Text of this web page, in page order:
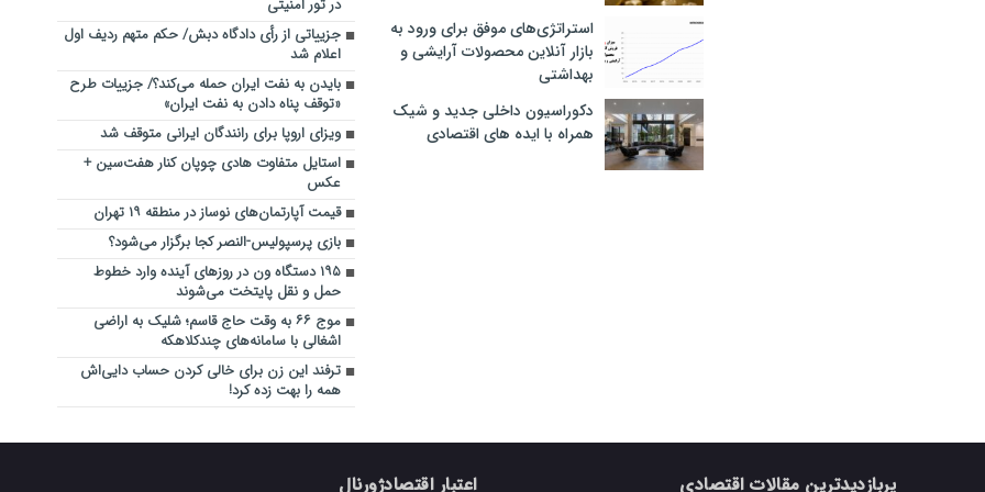
استراتژی‌های موفق برای ورود به
بازار آنلاین محصولات آرایشی و
بهداشتی
دکوراسیون داخلی جدید و شیک
همراه با ایده های اقتصادی
در تور امنیتی‌
جزییاتی از رأی دادگاه دبش/ حکم متهم ردیف اول
اعلام شد
بایدن به نفت ایران حمله می‌کند؟/ جزییات طرح
«توقف پناه دادن به نفت ایران»
ویزای اروپا برای رانندگان ایرانی متوقف شد
استایل متفاوت هادی چوپان کنار هفت‌سین +
عکس
قیمت آپارتمان‌های نوساز در منطقه ۱۹ تهران
بازی پرسپولیس-النصر کجا برگزار می‌شود؟
۱۹۵ دستگاه ون در روزهای آینده وارد خطوط
حمل و نقل پایتخت می‌شوند
موج ۶۶ به وقت حاج قاسم؛ شلیک به اراضی
اشغالی با سامانه‌های چندکلاهکه
ترفند این زن برای خالی کردن حساب دایی‌اش
همه را بهت زده کرد!
پربازدیدترین مقالات اقتصادی اعتبار اقتصادژورنال